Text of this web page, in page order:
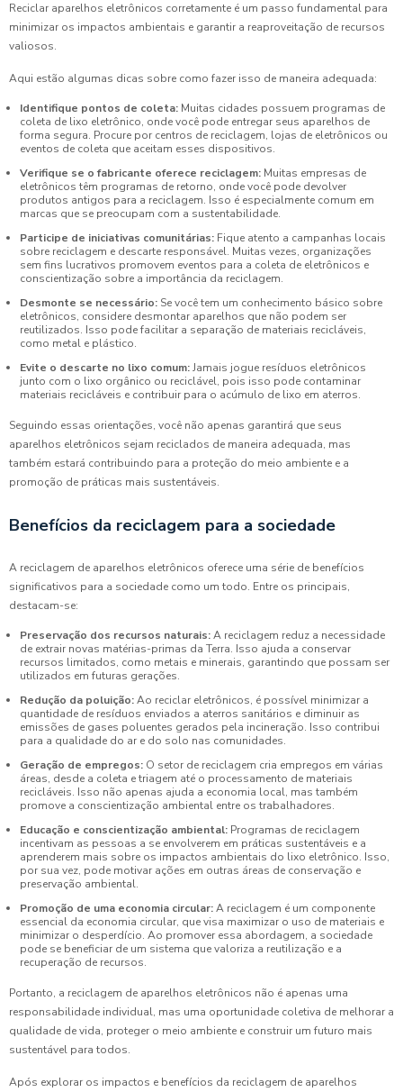
Reciclar aparelhos eletrônicos corretamente é um passo fundamental para
minimizar os impactos ambientais e garantir a reaproveitação de recursos
valiosos.
Aqui estão algumas dicas sobre como fazer isso de maneira adequada:
Identifique pontos de coleta: Muitas cidades possuem programas de
coleta de lixo eletrônico, onde você pode entregar seus aparelhos de
forma segura. Procure por centros de reciclagem, lojas de eletrônicos ou
eventos de coleta que aceitam esses dispositivos.
Verifique se o fabricante oferece reciclagem: Muitas empresas de
eletrônicos têm programas de retorno, onde você pode devolver
produtos antigos para a reciclagem. Isso é especialmente comum em
marcas que se preocupam com a sustentabilidade.
Participe de iniciativas comunitárias: Fique atento a campanhas locais
sobre reciclagem e descarte responsável. Muitas vezes, organizações
sem fins lucrativos promovem eventos para a coleta de eletrônicos e
conscientização sobre a importância da reciclagem.
Desmonte se necessário: Se você tem um conhecimento básico sobre
eletrônicos, considere desmontar aparelhos que não podem ser
reutilizados. Isso pode facilitar a separação de materiais recicláveis,
como metal e plástico.
Evite o descarte no lixo comum:Jamais jogue resíduos eletrônicos
junto com o lixo orgânico ou reciclável, pois isso pode contaminar
materiais recicláveis e contribuir para o acúmulo de lixo em aterros.
Seguindo essas orientações, você não apenas garantirá que seus
aparelhos eletrônicos sejam reciclados de maneira adequada, mas
também estará contribuindo para a proteção do meio ambiente e a
promoção de práticas mais sustentáveis.
Benefícios da reciclagem para a sociedade
A reciclagem de aparelhos eletrônicos oferece uma série de benefícios
significativos para a sociedade como um todo. Entre os principais,
destacam-se:
Preservação dos recursos naturais:A reciclagem reduz a necessidade
de extrair novas matérias-primas da Terra. Isso ajuda a conservar
recursos limitados, como metais e minerais, garantindo que possam ser
utilizados em futuras gerações.
Redução da poluição:Ao reciclar eletrônicos, é possível minimizar a
quantidade de resíduos enviados a aterros sanitários e diminuir as
emissões de gases poluentes gerados pela incineração. Isso contribui
para a qualidade do ar e do solo nas comunidades.
Geração de empregos: O setor de reciclagem cria empregos em várias
áreas, desde a coleta e triagem até o processamento de materiais
recicláveis. Isso não apenas ajuda a economia local, mas também
promove a conscientização ambiental entre os trabalhadores.
Educação e conscientização ambiental: Programas de reciclagem
incentivam as pessoas a se envolverem em práticas sustentáveis e a
aprenderem mais sobre os impactos ambientais do lixo eletrônico. Isso,
por sua vez, pode motivar ações em outras áreas de conservação e
preservação ambiental.
Promoção de uma economia circular:A reciclagem é um componente
essencial da economia circular, que visa maximizar o uso de materiais e
minimizar o desperdício. Ao promover essa abordagem, a sociedade
pode se beneficiar de um sistema que valoriza a reutilização e a
recuperação de recursos.
Portanto, a reciclagem de aparelhos eletrônicos não é apenas uma
responsabilidade individual, mas uma oportunidade coletiva de melhorar a
qualidade de vida, proteger o meio ambiente e construir um futuro mais
sustentável para todos.
Após explorar os impactos e benefícios da reciclagem de aparelhos